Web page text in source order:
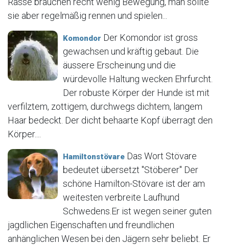
sie aber regelmäßig rennen und spielen...
Komondor Der Komondor ist gross
gewachsen und kräftig gebaut. Die
äussere Erscheinung und die
würdevolle Haltung wecken Ehrfurcht.
Der robuste Körper der Hunde ist mit
verfilztem, zottigem, durchwegs dichtem, langem
Haar bedeckt. Der dicht behaarte Kopf überragt den
Körper....
Hamiltonstövare Das Wort Stövare
bedeutet übersetzt "Stöberer" Der
schöne Hamilton-Stövare ist der am
weitesten verbreite Laufhund
Schwedens.Er ist wegen seiner guten
jagdlichen Eigenschaften und freundlichen
anhänglichen Wesen bei den Jägern sehr beliebt. Er